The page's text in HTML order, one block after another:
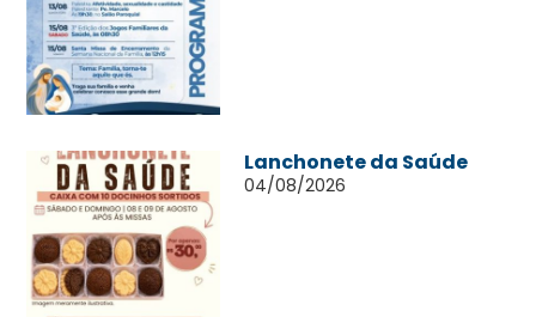
Lanchonete da Saúde
04/08/2026